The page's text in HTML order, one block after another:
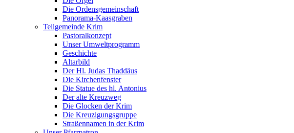
Die Ordensgemeinschaft
Panorama-Kaasgraben
Teilgemeinde Krim
Pastoralkonzept
Unser Umweltprogramm
Geschichte
Altarbild
Der Hl. Judas Thaddäus
Die Kirchenfenster
Die Statue des hl. Antonius
Der alte Kreuzweg
Die Glocken der Krim
Die Kreuzigungsgruppe
Straßennamen in der Krim